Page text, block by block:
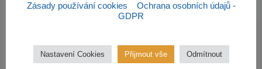
Zásady používání cookies
Ochrana osobních údajů -
GDPR
Nastavení Cookies Přijmout vše Odmítnout